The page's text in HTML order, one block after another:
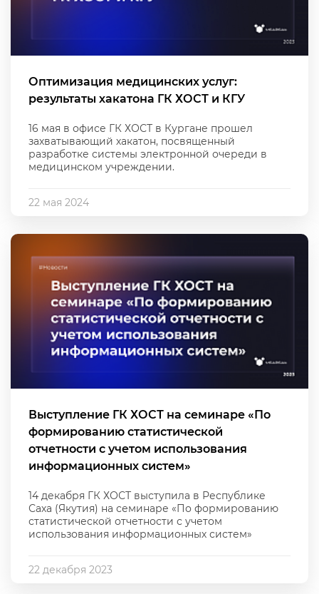
Оптимизация медицинских услуг:
результаты хакатона ГК ХОСТ и КГУ
16 мая в офисе ГК ХОСТ в Кургане прошел
захватывающий хакатон, посвященный
разработке системы электронной очереди в
медицинском учреждении.
22 мая 2024
Выступление ГК ХОСТ на семинаре «По
формированию статистической
отчетности с учетом использования
информационных систем»
14 декабря ГК ХОСТ выступила в Республике
Саха (Якутия) на семинаре «По формированию
статистической отчетности с учетом
использования информационных систем»
22 декабря 2023